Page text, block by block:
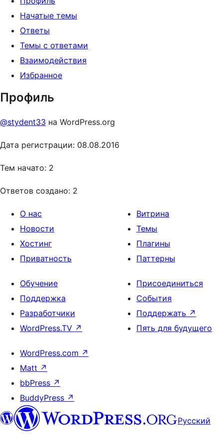
Начатые темы
Ответы
Темы с ответами
Взаимодействия
Избранное
Профиль
@stydent33 на WordPress.org
Дата регистрации: 08.08.2016
Тем начато: 2
Ответов создано: 2
О нас
Новости
Хостинг
Приватность
Витрина
Темы
Плагины
Паттерны
Обучение
Поддержка
Разработчики
WordPress.TV ↗
Присоединиться
События
Поддержать ↗
Пять для будущего
WordPress.com ↗
Matt ↗
bbPress ↗
BuddyPress ↗
Русский